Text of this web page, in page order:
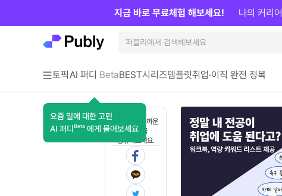
토픽AI 퍼디 Beta
요즘 일에 대한 고민
AI 퍼디 Beta 에게 물어보세요
BEST시리즈템플릿취업·이직 완전 정복
지금 바로 무료체험 해보세요! 나의 커리
혼자 보기 아까운
콘텐츠를
공유해보세요.